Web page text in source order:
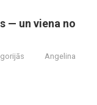
— un viena no
Angelina